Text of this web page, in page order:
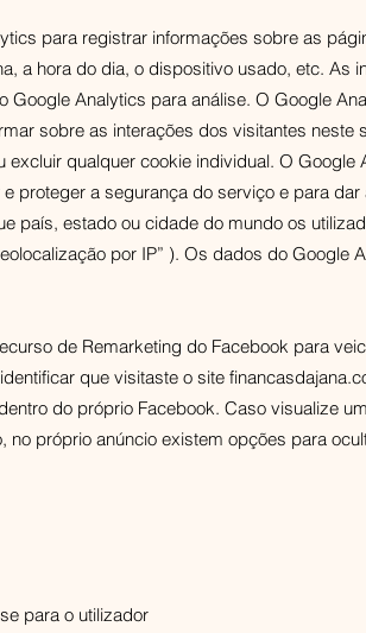
para registrar informações sobre as
a hora do dia, o dispositivo usado, etc. As
Google Analytics para análise. O Google
sobre as interações dos visitantes neste
qualquer cookie individual. O Google
proteger a segurança do serviço e para dar
país, estado ou cidade do mundo os
por IP” ). Os dados do Google
de Remarketing do Facebook para
que visitaste o site
do próprio Facebook. Caso visualize
no próprio anúncio existem opções para
para o utilizador